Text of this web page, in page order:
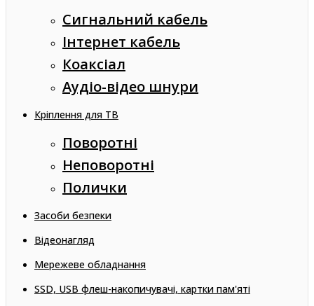
Сигнальний кабель
Інтернет кабель
Коаксіал
Аудіо-відео шнури
Кріплення для ТВ
Поворотні
Неповоротні
Полички
Засоби безпеки
Відеонагляд
Мережеве обладнання
SSD, USB флеш-накопичувачі, картки пам'яті